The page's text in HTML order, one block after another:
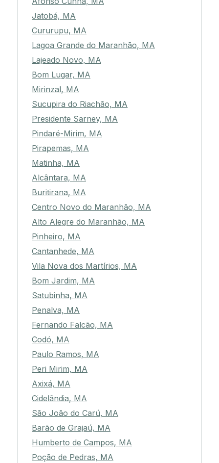
Jatobá, MA
Cururupu, MA
Lagoa Grande do Maranhão, MA
Lajeado Novo, MA
Bom Lugar, MA
Mirinzal, MA
Sucupira do Riachão, MA
Presidente Sarney, MA
Pindaré-Mirim, MA
Pirapemas, MA
Matinha, MA
Alcântara, MA
Buritirana, MA
Centro Novo do Maranhão, MA
Alto Alegre do Maranhão, MA
Pinheiro, MA
Cantanhede, MA
Vila Nova dos Martírios, MA
Bom Jardim, MA
Satubinha, MA
Penalva, MA
Fernando Falcão, MA
Codó, MA
Paulo Ramos, MA
Peri Mirim, MA
Axixá, MA
Cidelândia, MA
São João do Carú, MA
Barão de Grajaú, MA
Humberto de Campos, MA
Poção de Pedras, MA